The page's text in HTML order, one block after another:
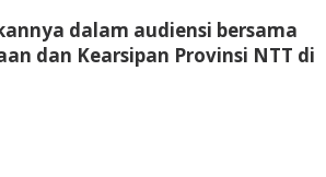
dalam audiensi bersama
dan Kearsipan Provinsi NTT di